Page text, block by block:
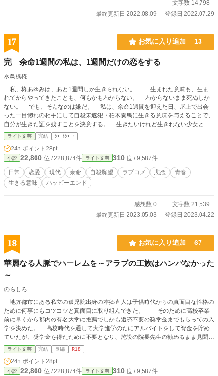
ていて全員が動いていた時は和幸も月に八回の休みが取れて
美は仕事ができたし、責任感旺盛なので、和幸としては晴美
の代わりが入ってしまうと、彼女が他の現場に取られてしま
ちにしていた。晴美も和幸のその気持ちを理解していたの
在、妊娠中なのだ。 晴美から「料理長、相談したい事がある
んですが？」と電話があった事で彼は動揺した。 （まさか、
戻って来ないって言う話しかな？）と思ったからだ。 産婦人
科の入院患者の夕食を作り終えて、片付けをして約束の店に
和幸は向かった。 店内に入ると晴美は席に座っていて、大き
くなった腹を撫でていた。 この物語は以前に公開しました
き、2024年10月11日に再度公開させて頂きました。
文字数 14,798
最終更新日 2022.08.09
登録日 2022.07.29
17 お気に入り追加 13
完 余命1週間の私は、1週間だけの恋をする
水鳥楓椛
私、柊あゆみは、あと1週間しか生きられない。 生まれた意味も、生ま
れてからやってきたことも、何もかもわからない。 わからないまま死ぬしか
ない。 でも、そんなのは嫌だ。 私は、余命1週間を迎えた日、屋上で出会
った一目惚れの相手にして自殺未遂犯・柏木奏馬に生きる意味を与えることで、
自分が生きた証を残すことを決意する。 生きたいけれど生きれない少女と、
生きれるけれど死にたい少年の攻防は、少女の死と共に終了する。 少年が決
めた未来は………？
ライト文芸 完結 ｼｮｰﾄｼｮｰﾄ
24h.ポイント 28pt
小説 22,860 位 / 228,874件 ライト文芸 310 位 / 9,587件
日常 恋愛 現代 余命 自殺願望 ラブコメ 悲恋
青春
生きる意味
ハッピーエンド
感想数 0
文字数 21,539
最終更新日 2023.05.03
登録日 2023.04.22
18 お気に入り追加 67
華麗なる人脈でハーレムを～アラブの王族はハンパなかった
～
のらしろ
地方都市にある私立の孤児院出身の本郷直人は子供時代からの真面目な性格の
ために何事にもコツコツと真面目に取り組んできた。 そのために高校卒業
前に早くから都内の有名大学に推薦でしかも返済不要の奨学金までもらっての入
学を決めた。 高校時代を通して大学進学のたにアルバイトをして資金を貯め
ていたが、奨学金を得たために不要となり、施設の院長先生の勧めるまま見聞を
広めるためのヨーロッパへ貧乏旅行に出ることになり、最初の訪問国であるギリ
シャで中東の王子を事件から救い、その後にもなぜか何度も同じ王子が襲われて
いるところに出くわした。 何度も助けているうちパリでついには直人までテ
ロ襲撃にあってしまう。 ついにはパリから助けた王子と一緒に王族専用機で
ライト文芸 完結 長編 R18
24h.ポイント 28pt
小説 22,860 位 / 228,874件 ライト文芸 310 位 / 9,587件